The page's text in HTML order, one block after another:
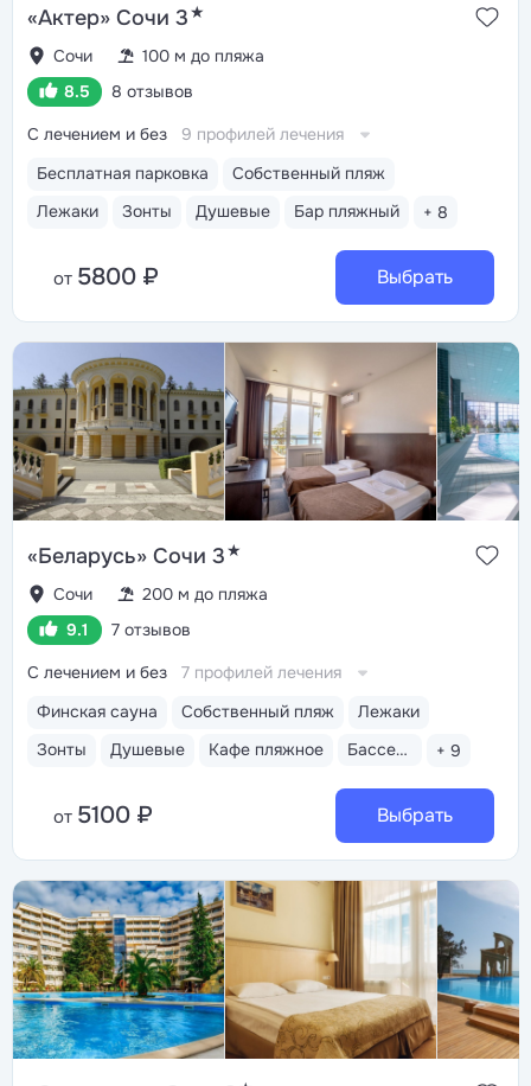
«Актер» Сочи 3★
Сочи
100 м до пляжа
8.5
8 отзывов
Бесплатная парковка
Собственный пляж
Лежаки
Зонты Душевые Бар пляжный + 8
С лечением и без 9 профилей лечения
от 5800 ₽ Выбрать
«Беларусь» Сочи 3★
Сочи
200 м до пляжа
9.1
7 отзывов
Финская сауна Собственный пляж
Лежаки
Зонты
Душевые Кафе пляжное Бассейн открытый + 9
С лечением и без 7 профилей лечения
от 5100 ₽ Выбрать